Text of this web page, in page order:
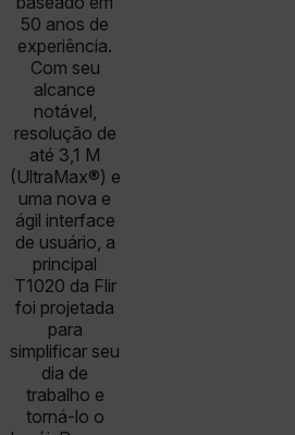
50 anos de
experiência.
Com seu
alcance
notável,
resolução de
até 3,1 M
(UltraMax®) e
uma nova e
ágil interface
de usuário, a
principal
T1020 da Flir
foi projetada
para
simplificar seu
dia de
trabalho e
torná-lo o